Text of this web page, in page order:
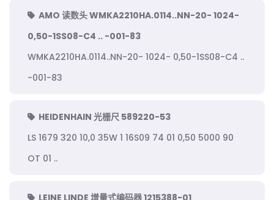
AMO 读数头 WMKA2210HA.0114..NN-20- 1024-
0,50-1SS08-C4 .. -001-83
WMKA2210HA.0114..NN-20- 1024- 0,50-1SS08-C4 ..
-001-83
HEIDENHAIN 光栅尺 589220-53
LS 1679 320 10,0 35W 1 16S09 74 01 0,50 5000 90
OT 01 ..
LEINE LINDE 增量式编码器 1215388-01